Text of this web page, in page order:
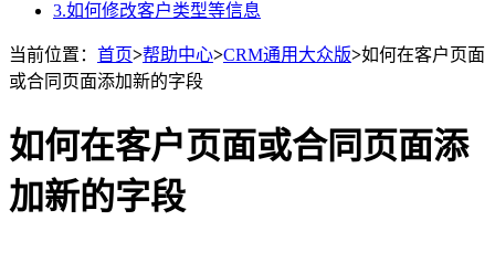
3.如何修改客户类型等信息
当前位置： 首页>帮助中心>CRM通用大众版>如何在客户页面
或合同页面添加新的字段
如何在客户页面或合同页面添
加新的字段